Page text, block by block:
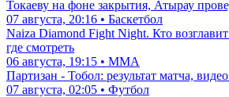
Токаеву на фоне закрытия, Атырау
07 августа, 20:16 • Баскетбол
Naiza Diamond Fight Night. Кто
где смотреть
06 августа, 19:15 • ММА
Партизан - Тобол: результат матча,
07 августа, 02:05 • Футбол